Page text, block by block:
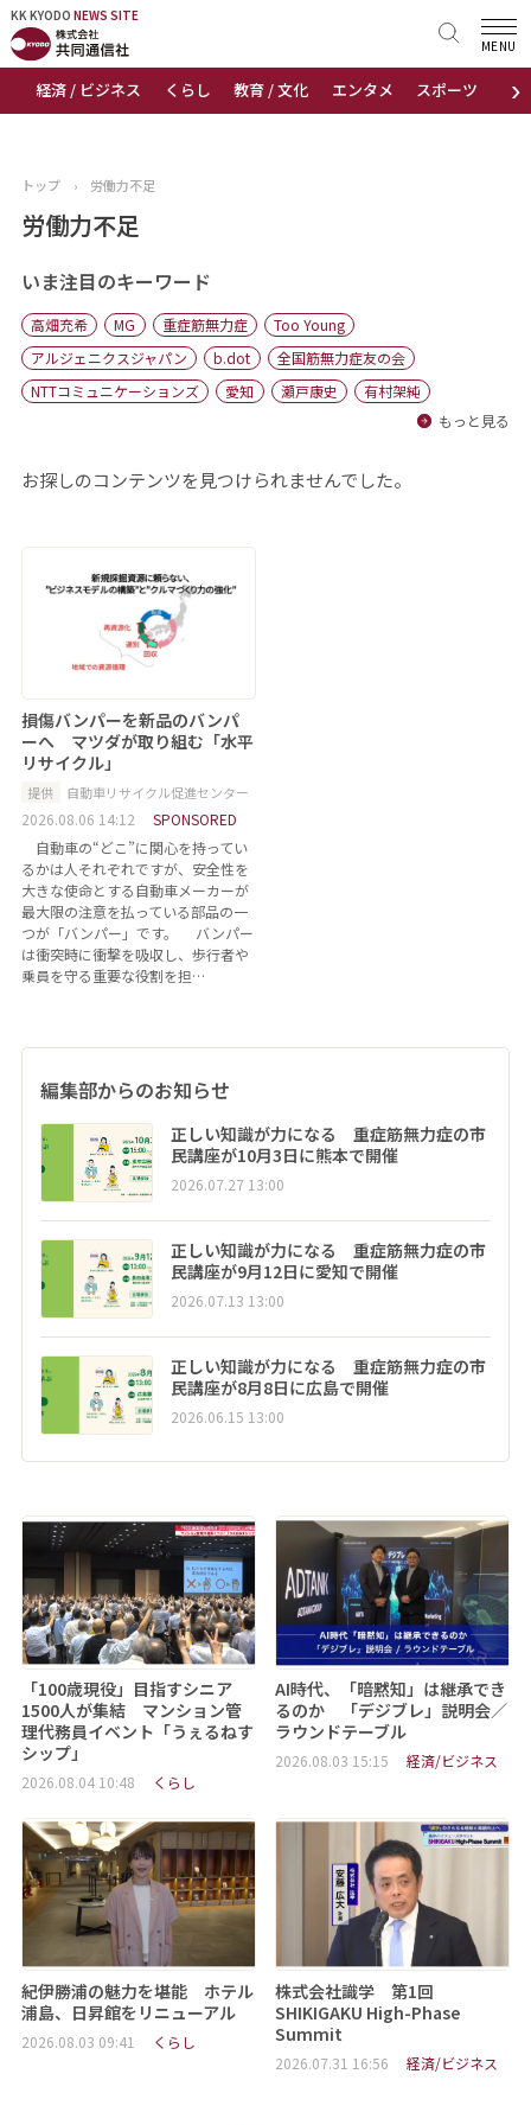
KK KYODO NEWS SITE
›
経済 / ビジネス くらし 教育 / 文化 エンタメ スポーツ 地域
MENU
KK KYODONEWS SITE
トップページ
ニュース
おすすめコンテンツ
出版物
会社概要
トップ › 労働力不足
労働力不足
いま注目のキーワード
高畑充希 MG 重症筋無力症
Too Young
アルジェニクスジャパン
b.dot
全国筋無力症友の会
NTTコミュニケーションズ
愛知 瀬戸康史
有村架純
もっと見る
お探しのコンテンツを見つけられませんでした。
損傷バンパーを新品のバンパ
ーへ マツダが取り組む「水平
リサイクル」
提供 自動車リサイクル促進センター
2026.08.06 14:12
SPONSORED
自動車の“どこ”に関心を持ってい
るかは人それぞれですが、安全性を
大きな使命とする自動車メーカーが
最大限の注意を払っている部品の一
つが「バンパー」です。 バンパー
は衝突時に衝撃を吸収し、歩行者や
乗員を守る重要な役割を担…
編集部からのお知らせ
正しい知識が力になる 重症筋無力症の市
民講座が10月3日に熊本で開催
2026.07.27 13:00
正しい知識が力になる 重症筋無力症の市
民講座が9月12日に愛知で開催
2026.07.13 13:00
正しい知識が力になる 重症筋無力症の市
民講座が8月8日に広島で開催
2026.06.15 13:00
「100歳現役」目指すシニア
1500人が集結 マンション管
理代務員イベント「うぇるねす
シップ」
2026.08.04 10:48 くらし
AI時代、「暗黙知」は継承でき
るのか 「デジブレ」説明会／
ラウンドテーブル
2026.08.03 15:15 経済/ビジネス
紀伊勝浦の魅力を堪能 ホテル
浦島、日昇館をリニューアル
2026.08.03 09:41 くらし
株式会社識学 第1回
SHIKIGAKU High-Phase
Summit
2026.07.31 16:56 経済/ビジネス